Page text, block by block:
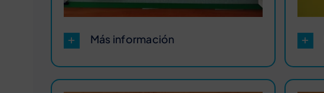
Más información